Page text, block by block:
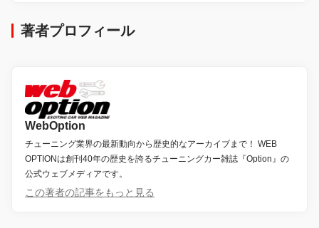
著者プロフィール
WebOption
チューニング業界の最新動向から歴史的なアーカイブまで！ WEB
OPTIONは創刊40年の歴史を誇るチューニングカー雑誌『Option』の
公式ウェブメディアです。
この著者の記事をもっと見る